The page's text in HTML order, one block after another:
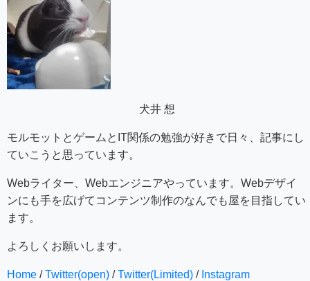
犬井 想
モルモットとゲームとIT関係の勉強が好きで日々、記事にし
ていこうと思っています。
Webライター、Webエンジニアやっています。Webデザイ
ンにも手を広げてコンテンツ制作のなんでも屋を目指してい
ます。
よろしくお願いします。
Home /Twitter(open) /Twitter(Limited) / Instagram